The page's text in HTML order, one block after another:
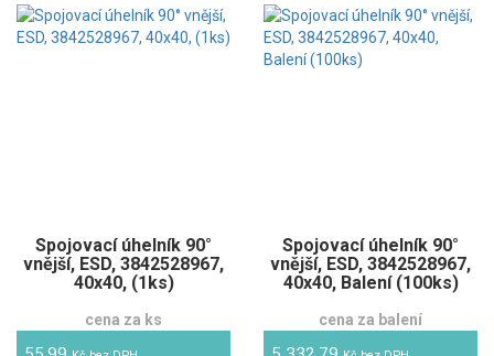
Spojovací úhelník 90°
vnější, ESD, 3842528967,
40x40, (1ks)
cena za ks
Spojovací úhelník 90°
vnější, ESD, 3842528967,
40x40, Balení (100ks)
cena za balení